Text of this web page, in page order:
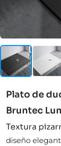
Plato de
Bruntec
Textura
diseño